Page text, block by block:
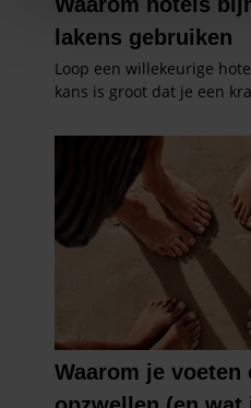
We gebruiken cookies om
personaliseren, om functies
en om ons websiteverkeer
informatie over uw gebruik
partners kunnen deze
informatie die u aan ze heeft
verzameld op basis van uw
gaat akkoord met onze
gebruiken.